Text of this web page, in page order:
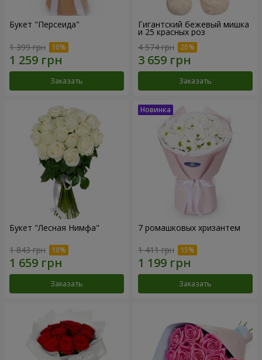
Букет "Персеида"
1 399 грн
Заказать
Гигантский бежевый мишка
и 25 красных роз
4 574 грн
Заказать
Букет "Лесная Нимфа"
1 843 грн
Заказать
7 ромашковых хризантем
1 411 грн
Заказать